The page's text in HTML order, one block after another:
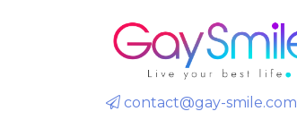
contact@gay-smile.com